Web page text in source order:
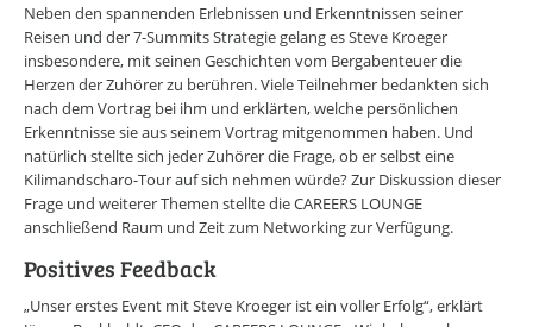
Neben den spannenden Erlebnissen und Erkenntnissen seiner
Reisen und der 7-Summits Strategie gelang es Steve Kroeger
insbesondere, mit seinen Geschichten vom Bergabenteuer die
Herzen der Zuhörer zu berühren. Viele Teilnehmer bedankten sich
nach dem Vortrag bei ihm und erklärten, welche persönlichen
Erkenntnisse sie aus seinem Vortrag mitgenommen haben. Und
natürlich stellte sich jeder Zuhörer die Frage, ob er selbst eine
Kilimandscharo-Tour auf sich nehmen würde? Zur Diskussion dieser
Frage und weiterer Themen stellte die CAREERS LOUNGE
anschließend Raum und Zeit zum Networking zur Verfügung.
Positives Feedback
„Unser erstes Event mit Steve Kroeger ist ein voller Erfolg“, erklärt